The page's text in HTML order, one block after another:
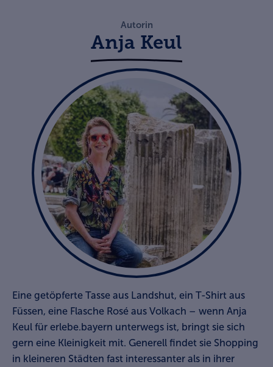
Autorin
Anja Keul
Eine getöpferte Tasse aus Landshut, ein T-Shirt aus
Füssen, eine Flasche Rosé aus Volkach – wenn Anja
Keul für erlebe.bayern unterwegs ist, bringt sie sich
gern eine Kleinigkeit mit. Generell findet sie Shopping
in kleineren Städten fast interessanter als in ihrer